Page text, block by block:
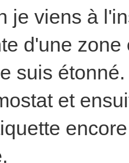
je viens à
d'une
suis
et